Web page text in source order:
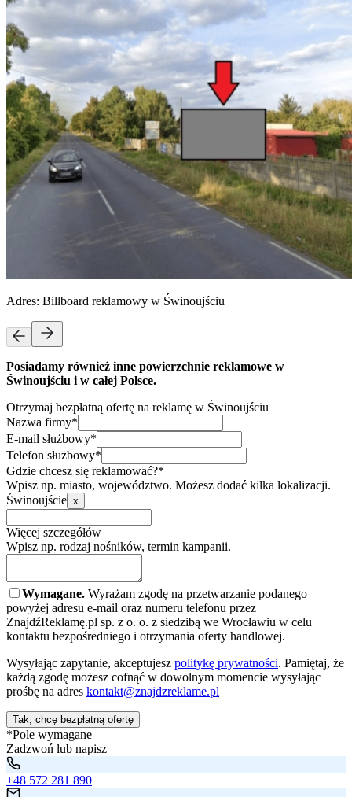
Adres: Billboard reklamowy w Świnoujściu
Posiadamy również inne powierzchnie reklamowe w
Świnoujściu i w całej Polsce.
Otrzymaj bezpłatną ofertę na reklamę w Świnoujściu
Nazwa firmy*
E-mail służbowy*
Telefon służbowy*
Gdzie chcesz się reklamować?*
Wpisz np. miasto, województwo. Możesz dodać kilka lokalizacji.
Świnoujście x
Więcej szczegółów
Wpisz np. rodzaj nośników, termin kampanii.
Wymagane. Wyrażam zgodę na przetwarzanie podanego
powyżej adresu e-mail oraz numeru telefonu przez
ZnajdźReklamę.pl sp. z o. o. z siedzibą we Wrocławiu w celu
kontaktu bezpośredniego i otrzymania oferty handlowej.
Wysyłając zapytanie, akceptujesz politykę prywatności. Pamiętaj, że
każdą zgodę możesz cofnąć w dowolnym momencie wysyłając
prośbę na adres kontakt@znajdzreklame.pl
Tak, chcę bezpłatną ofertę
*Pole wymagane
Zadzwoń lub napisz
+48 572 281 890